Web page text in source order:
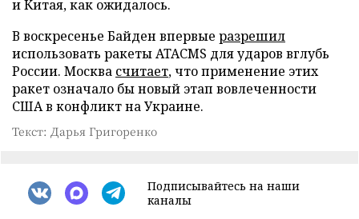
и Китая, как ожидалось.
В воскресенье Байден впервые разрешил
использовать ракеты ATACMS для ударов вглубь
России. Москва считает, что применение этих
ракет означало бы новый этап вовлеченности
США в конфликт на Украине.
Текст: Дарья Григоренко
Подписывайтесь на наши
каналы